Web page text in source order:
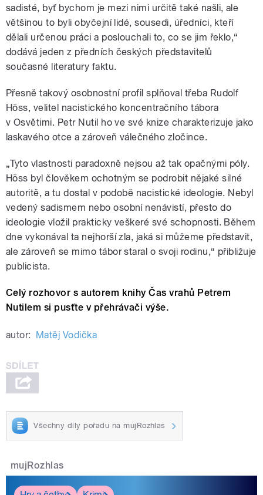
sadisté, byť bychom je mezi nimi určitě také našli, ale
většinou to byli obyčejní lidé, sousedi, úředníci, kteří
dělali určenou práci a poslouchali to, co se jim řeklo,“
dodává jeden z předních českých představitelů
současné literatury faktu.
Přesně takový osobnostní profil splňoval třeba Rudolf
Höss, velitel nacistického koncentračního tábora
v Osvětimi. Petr Nutil ho ve své knize charakterizuje jako
laskavého otce a zároveň válečného zločince.
„Tyto vlastnosti paradoxně nejsou až tak opačnými póly.
Höss byl člověkem ochotným se podrobit nějaké silné
autoritě, a tu dostal v podobě nacistické ideologie. Nebyl
vedený sadismem nebo osobní nenávistí, přesto do
ideologie vložil prakticky veškeré své schopnosti. Během
dne vykonával ta nejhorší zla, jaká si můžeme představit,
ale zároveň se mimo tábor staral o svoji rodinu,“ přibližuje
publicista.
Celý rozhovor s autorem knihy Čas vrahů Petrem
Nutilem si pusťte v přehrávači výše.
autor: Matěj Vodička
Všechny díly pořadu na mujRozhlas
mujRozhlas